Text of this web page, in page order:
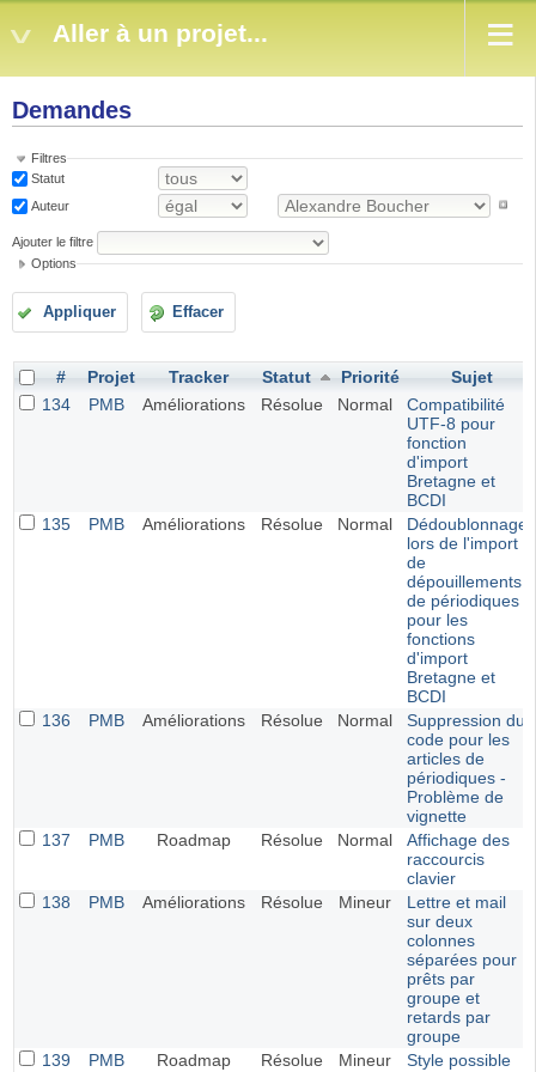
Aller à un projet...
Demandes
Filtres
Statut
Auteur
Ajouter le filtre
Options
Appliquer Effacer
# Projet Tracker Statut Priorité
Sujet
134
PMB Améliorations Résolue Normal
Compatibilité
UTF-8 pour
fonction
d'import
Bretagne et
BCDI
135
PMB Améliorations Résolue Normal
Dédoublonnage
lors de l'import
de
dépouillements
de périodiques
pour les
fonctions
d'import
Bretagne et
BCDI
136
PMB Améliorations Résolue Normal
Suppression du
code pour les
articles de
périodiques -
Problème de
vignette
137
PMB Roadmap Résolue Normal
Affichage des
raccourcis
clavier
138
PMB Améliorations Résolue Mineur
Lettre et mail
sur deux
colonnes
séparées pour
prêts par
groupe et
retards par
groupe
139
PMB Roadmap Résolue Mineur
Style possible